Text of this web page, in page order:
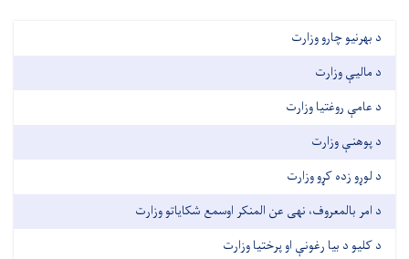
د بهرنیو چارو وزارت
د مالیې وزارت
د عامې روغتیا وزارت
د پوهنې وزارت
د لوړو زده کړو وزارت
د امر بالمعروف، نهی عن المنکر اوسمع شکایاتو وزارت
د کلیو د بیا رغونې او پرختیا وزارت